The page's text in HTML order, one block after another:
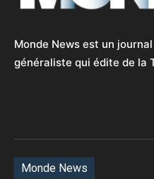
Monde News est un
généraliste qui édite de la
Monde News